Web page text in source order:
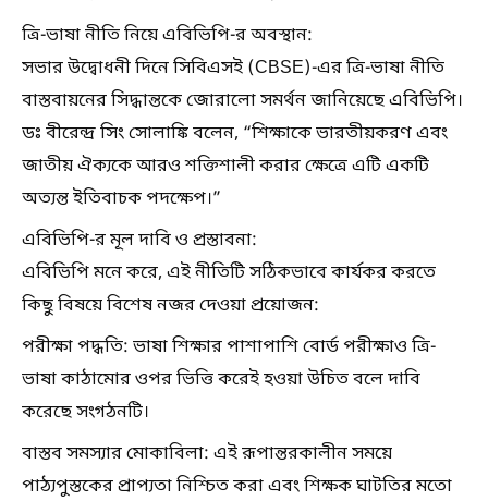
ত্রি-ভাষা নীতি নিয়ে এবিভিপি-র অবস্থান:
সভার উদ্বোধনী দিনে সিবিএসই (CBSE)-এর ত্রি-ভাষা নীতি
বাস্তবায়নের সিদ্ধান্তকে জোরালো সমর্থন জানিয়েছে এবিভিপি।
ডঃ বীরেন্দ্র সিং সোলাঙ্কি বলেন, “শিক্ষাকে ভারতীয়করণ এবং
জাতীয় ঐক্যকে আরও শক্তিশালী করার ক্ষেত্রে এটি একটি
অত্যন্ত ইতিবাচক পদক্ষেপ।”
এবিভিপি-র মূল দাবি ও প্রস্তাবনা:
এবিভিপি মনে করে, এই নীতিটি সঠিকভাবে কার্যকর করতে
কিছু বিষয়ে বিশেষ নজর দেওয়া প্রয়োজন:
পরীক্ষা পদ্ধতি: ভাষা শিক্ষার পাশাপাশি বোর্ড পরীক্ষাও ত্রি-
ভাষা কাঠামোর ওপর ভিত্তি করেই হওয়া উচিত বলে দাবি
করেছে সংগঠনটি।
বাস্তব সমস্যার মোকাবিলা: এই রূপান্তরকালীন সময়ে
পাঠ্যপুস্তকের প্রাপ্যতা নিশ্চিত করা এবং শিক্ষক ঘাটতির মতো